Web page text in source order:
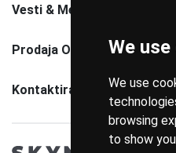
We
We use
browsing
to show
Vesti & Media
Prodaja Opreme
Kontaktirajte Nas